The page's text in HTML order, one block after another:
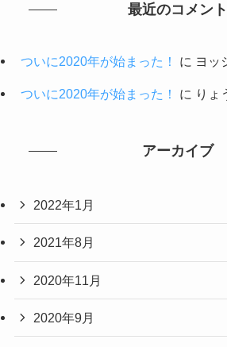
最近のコメント
ついに2020年が始まった！ に ヨッ
ついに2020年が始まった！ に りょ
アーカイブ
2022年1月
2021年8月
2020年11月
2020年9月